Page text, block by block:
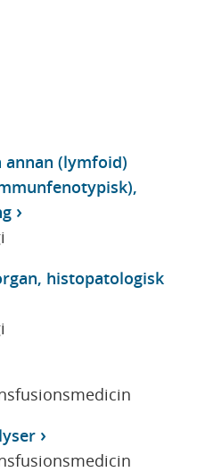
(lymfoid)
histopatologisk